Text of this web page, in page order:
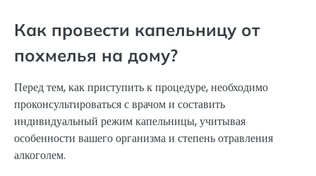
Как провести капельницу от
похмелья на дому?
Перед тем, как приступить к процедуре, необходимо
проконсультироваться с врачом и составить
индивидуальный режим капельницы, учитывая
особенности вашего организма и степень отравления
алкоголем.